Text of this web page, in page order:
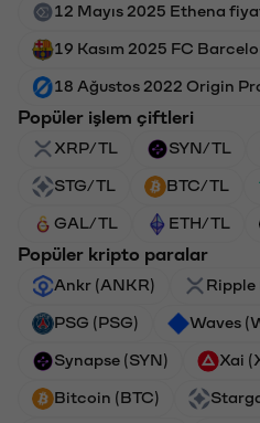
12 Mayıs 2025 Ethena
19 Kasım 2025 FC
18 Ağustos 2022 Origin
Popüler işlem çiftleri
XRP/TL SYN/TL
STG/TL BTC/TL
GAL/TL ETH/TL
Popüler kripto paralar
Ankr (ANKR) Ripple
PSG (PSG) Waves
Synapse (SYN) Xai
Bitcoin (BTC)